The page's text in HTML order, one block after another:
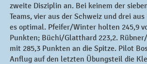
zweite Disziplin an. Bei keinem der
Teams, vier aus der Schweiz und drei
es optimal. Pfeifer/Winter holten 245,9
Punkten; Büchi/Glatthard 223,2.
mit 285,3 Punkten an die Spitze. Pilot
Anflug auf den letzten Übungsteil die